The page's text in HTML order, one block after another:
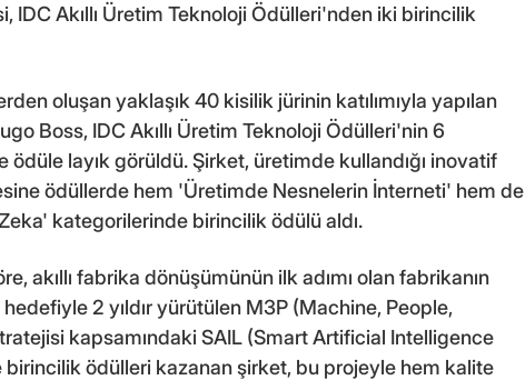
IDC Akıllı Üretim Teknoloji Ödülleri'nden iki birincilik
oluşan yaklaşık 40 kisilik jürinin katılımıyla yapılan
Boss, IDC Akıllı Üretim Teknoloji Ödülleri'nin 6
layık görüldü. Şirket, üretimde kullandığı inovatif
ödüllerde hem 'Üretimde Nesnelerin İnterneti' hem de
kategorilerinde birincilik ödülü aldı.
akıllı fabrika dönüşümünün ilk adımı olan fabrikanın
2 yıldır yürütülen M3P (Machine, People,
kapsamındaki SAIL (Smart Artificial Intelligence
ödülleri kazanan şirket, bu projeyle hem kalite